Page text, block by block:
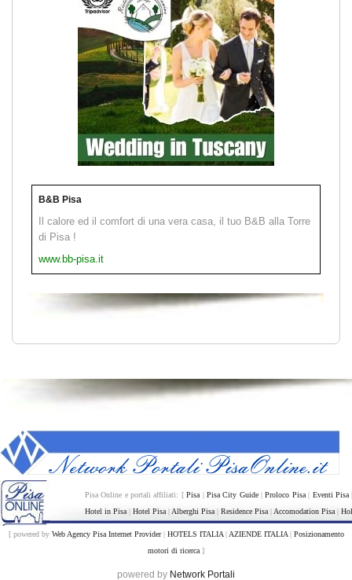
B&B Pisa
Il calore ed il comfort di una vera casa, il tuo B&B alla Torre
di Pisa !
www.bb-pisa.it
Pisa Online e portali affiliati: [Pisa | Pisa City Guide|Proloco Pisa| Eventi Pisa
Hotel in Pisa | Hotel Pisa | Alberghi Pisa | Residence Pisa | Accomodation Pisa |
[ powered by Web Agency Pisa Internet Provider| HOTELS ITALIA| AZIENDE ITALIA| Posizionamento
motori di ricerca ]
powered by Network Portali